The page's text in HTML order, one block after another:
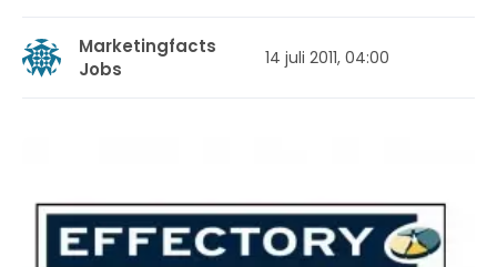
Marketingfacts
Jobs
14 juli 2011, 04:00